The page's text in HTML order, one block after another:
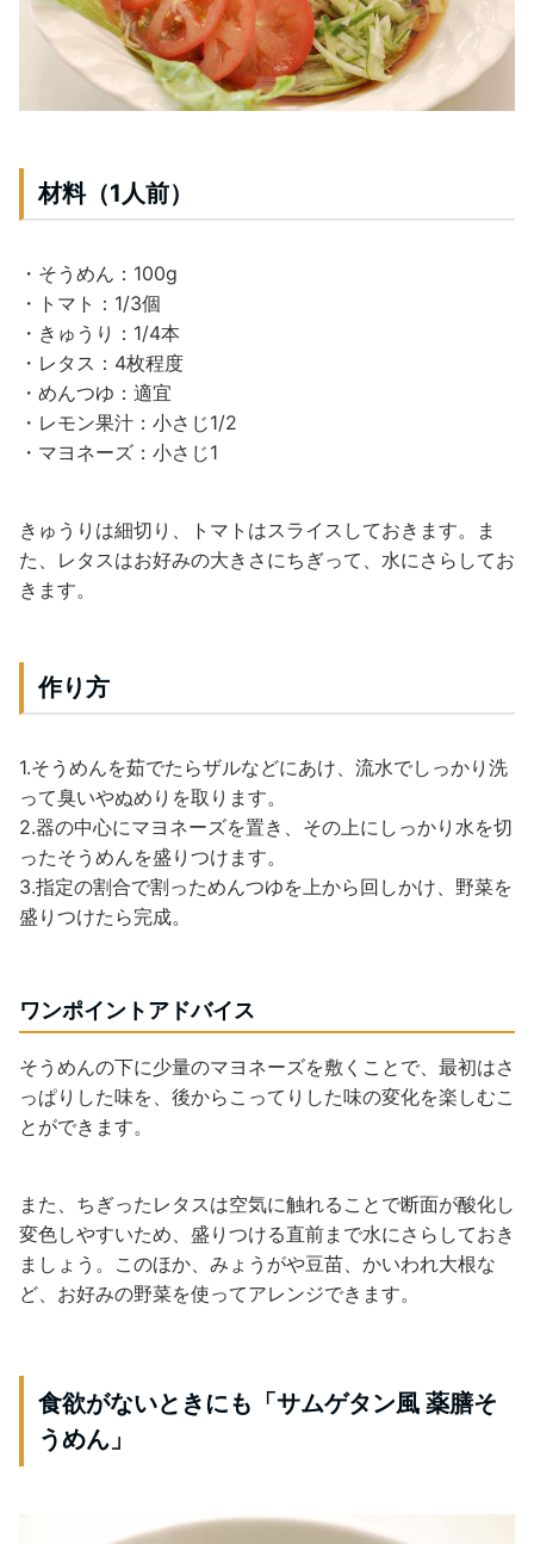
材料（1人前）
・そうめん：100g
・トマト：1/3個
・きゅうり：1/4本
・レタス：4枚程度
・めんつゆ：適宜
・レモン果汁：小さじ1/2
・マヨネーズ：小さじ1
きゅうりは細切り、トマトはスライスしておきます。ま
た、レタスはお好みの大きさにちぎって、水にさらしてお
きます。
作り方
1.そうめんを茹でたらザルなどにあけ、流水でしっかり洗
って臭いやぬめりを取ります。
2.器の中心にマヨネーズを置き、その上にしっかり水を切
ったそうめんを盛りつけます。
3.指定の割合で割っためんつゆを上から回しかけ、野菜を
盛りつけたら完成。
ワンポイントアドバイス
そうめんの下に少量のマヨネーズを敷くことで、最初はさ
っぱりした味を、後からこってりした味の変化を楽しむこ
とができます。
また、ちぎったレタスは空気に触れることで断面が酸化し
変色しやすいため、盛りつける直前まで水にさらしておき
ましょう。このほか、みょうがや豆苗、かいわれ大根な
ど、お好みの野菜を使ってアレンジできます。
食欲がないときにも「サムゲタン風 薬膳そ
うめん」